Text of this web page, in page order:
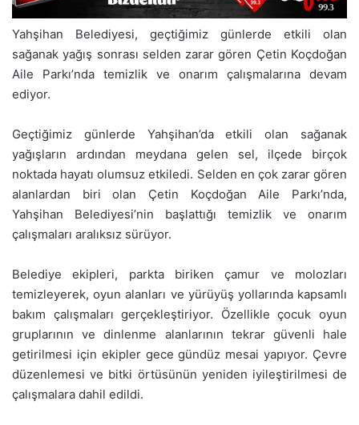
Yahşihan Belediyesi, geçtiğimiz günlerde etkili olan
sağanak yağış sonrası selden zarar gören Çetin Koçdoğan
Aile Parkı’nda temizlik ve onarım çalışmalarına devam
ediyor.
Geçtiğimiz günlerde Yahşihan’da etkili olan sağanak
yağışların ardından meydana gelen sel, ilçede birçok
noktada hayatı olumsuz etkiledi. Selden en çok zarar gören
alanlardan biri olan Çetin Koçdoğan Aile Parkı’nda,
Yahşihan Belediyesi’nin başlattığı temizlik ve onarım
çalışmaları aralıksız sürüyor.
Belediye ekipleri, parkta biriken çamur ve molozları
temizleyerek, oyun alanları ve yürüyüş yollarında kapsamlı
bakım çalışmaları gerçekleştiriyor. Özellikle çocuk oyun
gruplarının ve dinlenme alanlarının tekrar güvenli hale
getirilmesi için ekipler gece gündüz mesai yapıyor. Çevre
düzenlemesi ve bitki örtüsünün yeniden iyileştirilmesi de
çalışmalara dahil edildi.